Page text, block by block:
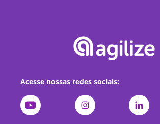
Acesse nossas redes sociais: